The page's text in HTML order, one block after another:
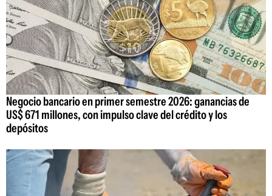
Negocio bancario en primer semestre 2026: ganancias de
US$ 671 millones, con impulso clave del crédito y los
depósitos